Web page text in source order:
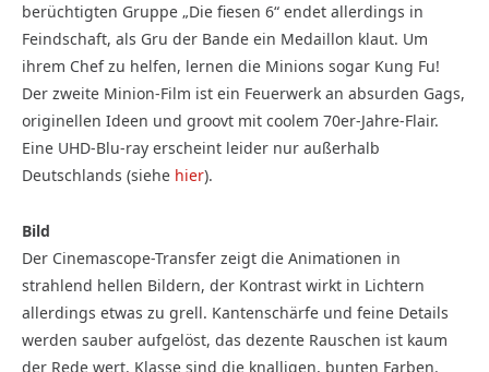
berüchtigten Gruppe „Die fiesen 6“ endet allerdings in
Feindschaft, als Gru der Bande ein Medaillon klaut. Um
ihrem Chef zu helfen, lernen die Minions sogar Kung Fu!
Der zweite Minion-Film ist ein Feuerwerk an absurden Gags,
originellen Ideen und groovt mit coolem 70er-Jahre-Flair.
Eine UHD-Blu-ray erscheint leider nur außerhalb
Deutschlands (siehe hier).
Bild
Der Cinemascope-Transfer zeigt die Animationen in
strahlend hellen Bildern, der Kontrast wirkt in Lichtern
allerdings etwas zu grell. Kantenschärfe und feine Details
werden sauber aufgelöst, das dezente Rauschen ist kaum
der Rede wert. Klasse sind die knalligen, bunten Farben.